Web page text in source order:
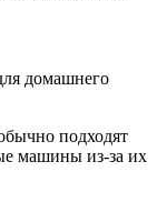
домашнего
подходят
машины из-за их